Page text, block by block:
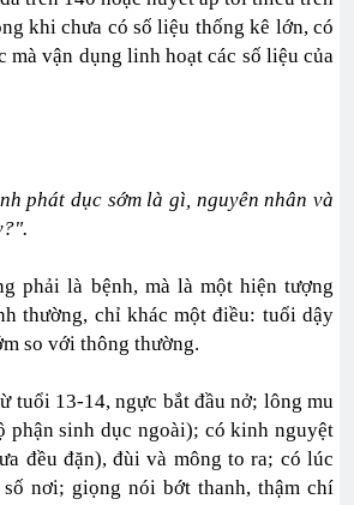
khi chưa có số liệu thống kê lớn, có
mà vận dụng linh hoạt các số liệu của
phát dục sớm là gì, nguyên nhân và
phải là bệnh, mà là một hiện tượng
thường, chỉ khác một điều: tuổi dậy
so với thông thường.
tuổi 13-14, ngực bắt đầu nở; lông mu
phận sinh dục ngoài); có kinh nguyệt
đều đặn), đùi và mông to ra; có lúc
nơi; giọng nói bớt thanh, thậm chí